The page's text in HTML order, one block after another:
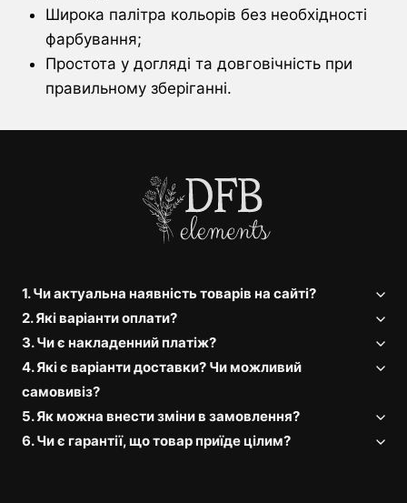
Широка палітра кольорів без необхідності
фарбування;
Простота у догляді та довговічність при
правильному зберіганні.
1. Чи актуальна наявність товарів на сайті?
2. Які варіанти оплати?
3. Чи є накладенний платіж?
4. Які є варіанти доставки? Чи можливий
самовивіз?
5. Як можна внести зміни в замовлення?
6. Чи є гарантії, що товар приїде цілим?